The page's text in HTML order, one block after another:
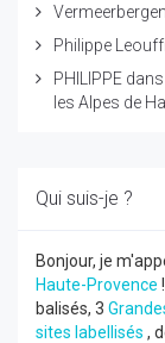
Vermeerbergen
Philippe
PHILIPPE dans
les Alpes de
Qui suis-je ?
Bonjour, je
Haute-Provence
balisés, 3
sites labellisés ,